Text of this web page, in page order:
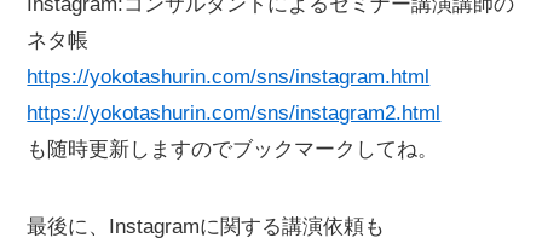
ネタ帳
https://yokotashurin.com/sns/instagram.html
https://yokotashurin.com/sns/instagram2.html
も随時更新しますのでブックマークしてね。
最後に、Instagramに関する講演依頼も